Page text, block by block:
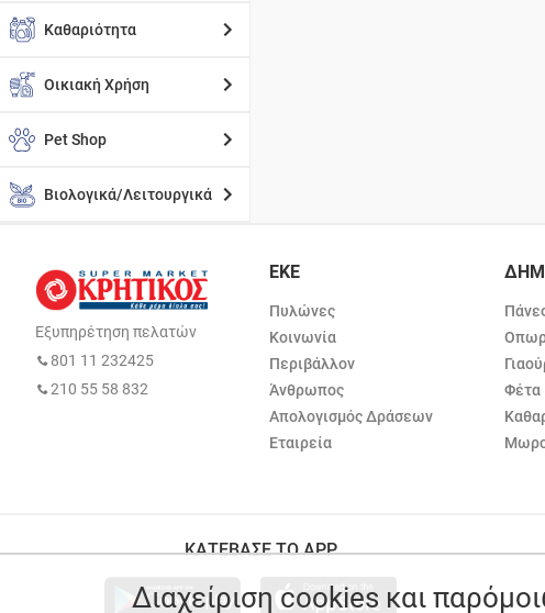
Καθαριότητα
Οικιακή Χρήση
Pet Shop
Βιολογικά/Λειτουργικά
Εξυπηρέτηση πελατών
801 11 232425
210 55 58 832
ΕΚΕ
Πυλώνες
Κοινωνία
Περιβάλλον
Άνθρωπος
Απολογισμός Δράσεων
Εταιρεία
Φέτα
ΚΑΤΕΒΑΣΕ ΤΟ APP
Διαχείριση cookies και